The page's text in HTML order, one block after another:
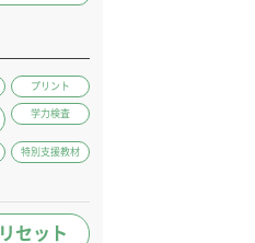
プリント
学力検査
特別支援教材
リセット